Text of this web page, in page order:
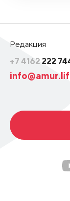
Редакция
+7 4162 222